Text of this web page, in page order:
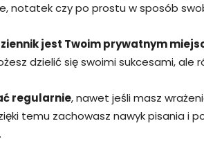
notatek czy po prostu w sposób
jest Twoim prywatnym
dzielić się swoimi sukcesami, ale
regularnie, nawet jeśli masz
temu zachowasz nawyk pisania i